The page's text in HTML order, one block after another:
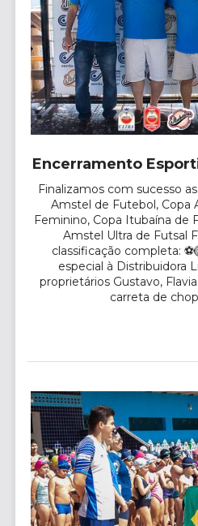
Encerramento
Finalizamos com sucesso
Amstel de Futebol, Copa
Feminino, Copa Itubaína de
Amstel Ultra de Futsal
classificação completa:
especial à Distribuidora
proprietários Gustavo,
carreta de